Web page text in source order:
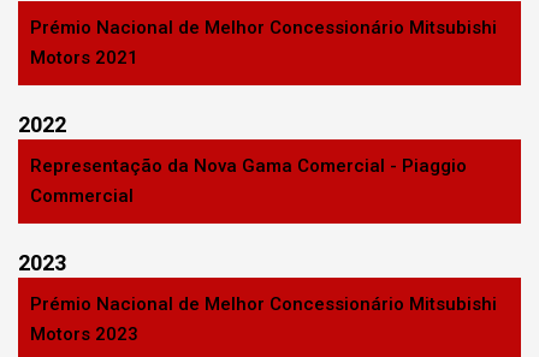
Prémio Nacional de Melhor Concessionário Mitsubishi
Motors 2021
2022
Representação da Nova Gama Comercial - Piaggio
Commercial
2023
Prémio Nacional de Melhor Concessionário Mitsubishi
Motors 2023